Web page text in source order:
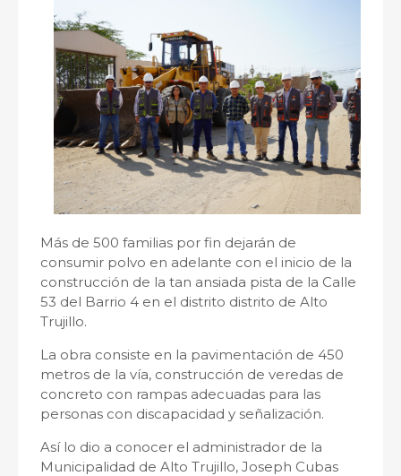
Más de 500 familias por fin dejarán de
consumir polvo en adelante con el inicio de la
construcción de la tan ansiada pista de la Calle
53 del Barrio 4 en el distrito distrito de Alto
Trujillo.
La obra consiste en la pavimentación de 450
metros de la vía, construcción de veredas de
concreto con rampas adecuadas para las
personas con discapacidad y señalización.
Así lo dio a conocer el administrador de la
Municipalidad de Alto Trujillo, Joseph Cubas